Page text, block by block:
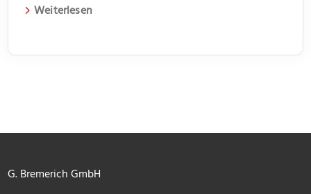
Weiterlesen
G. Bremerich GmbH